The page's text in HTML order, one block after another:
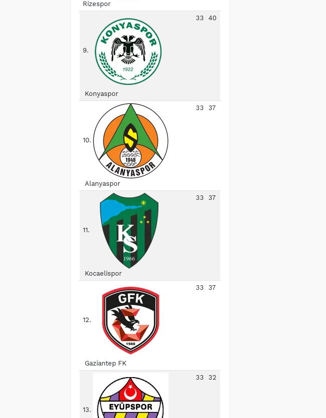
Rizespor
9.
Konyaspor
33 40
10.
Alanyaspor
33 37
11.
Kocaelispor
33 37
12.
Gaziantep FK
33 37
13.
33 32